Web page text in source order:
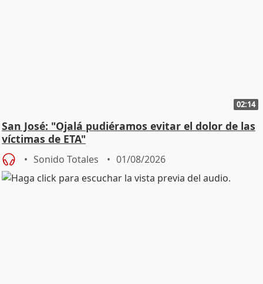
02:14
San José: "Ojalá pudiéramos evitar el dolor de las
víctimas de ETA"
Sonido Totales 01/08/2026